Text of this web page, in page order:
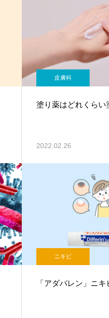
皮膚科
塗り薬はどれくらい
2022.02.26
ニキビ
「アダパレン」ニ